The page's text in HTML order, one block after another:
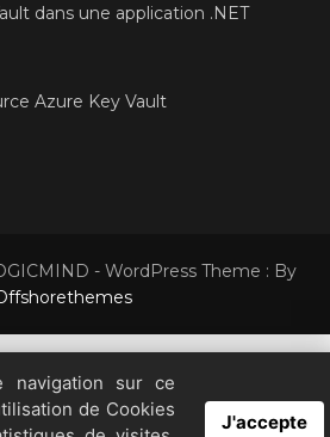
acceptez notre politique de confidentialité
le suivi, les statistiques, etc.
Lire la suite
dans une application .NET
Azure Key Vault
- WordPress Theme : By
navigation sur ce
de Cookies
J'accepte